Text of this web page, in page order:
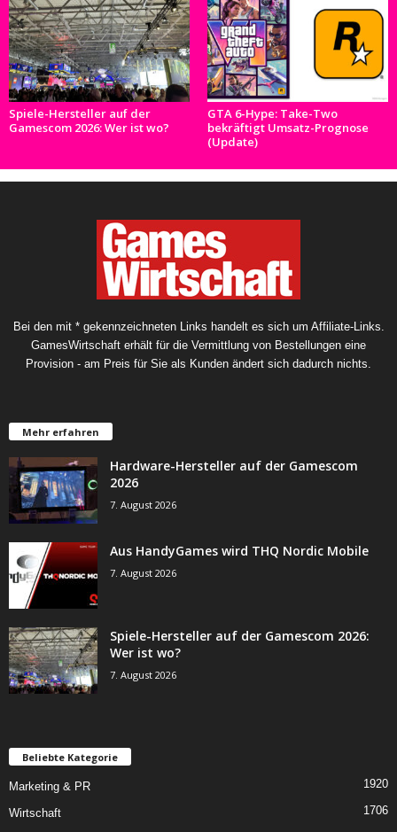
Spiele-Hersteller auf der
Gamescom 2026: Wer ist wo?
GTA 6-Hype: Take-Two
bekräftigt Umsatz-Prognose
(Update)
Bei den mit * gekennzeichneten Links handelt es sich um Affiliate-Links.
GamesWirtschaft erhält für die Vermittlung von Bestellungen eine
Provision - am Preis für Sie als Kunden ändert sich dadurch nichts.
Mehr erfahren
Hardware-Hersteller auf der Gamescom
2026
7. August 2026
Aus HandyGames wird THQ Nordic Mobile
7. August 2026
Spiele-Hersteller auf der Gamescom 2026:
Wer ist wo?
7. August 2026
Beliebte Kategorie
Marketing & PR 1920
Wirtschaft
1706